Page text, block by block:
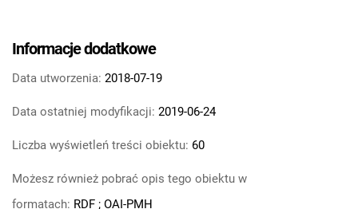
Informacje dodatkowe
Data utworzenia: 2018-07-19
Data ostatniej modyfikacji: 2019-06-24
Liczba wyświetleń treści obiektu: 60
Możesz również pobrać opis tego obiektu w
formatach: RDF ; OAI-PMH